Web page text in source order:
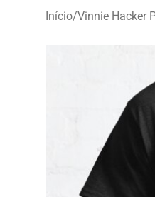
Início/Vinnie Hacker